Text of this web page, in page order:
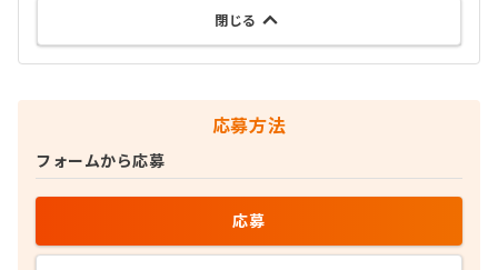
閉じる
応募方法
フォームから応募
応募